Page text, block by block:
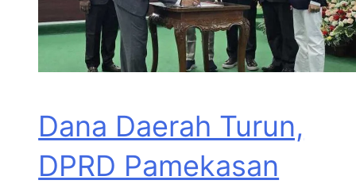
Dana Daerah Turun,
DPRD Pamekasan